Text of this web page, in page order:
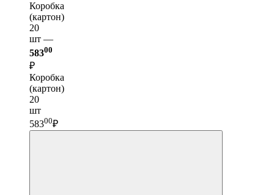
Коробка
(картон)
20
шт —
58300
₽
Коробка
(картон)
20
шт
58300₽